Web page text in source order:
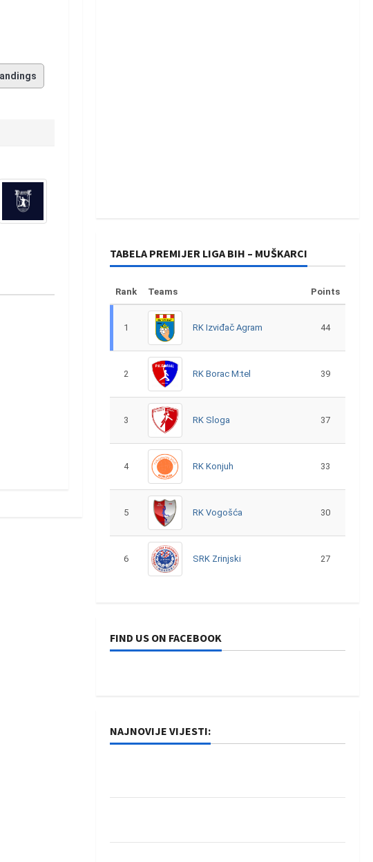
TABELA PREMIJER LIGA BIH – MUŠKARCI
Rank Teams Points
1 RK Izviđač Agram 44
2 RK Borac M:tel 39
3 RK Sloga 37
4 RK Konjuh 33
5 RK Vogošća 30
6 SRK Zrinjski 27
FIND US ON FACEBOOK
NAJNOVIJE VIJESTI: